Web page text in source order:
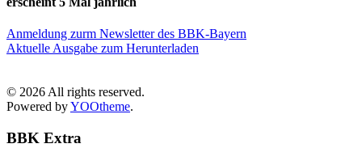
Anmeldung zurm Newsletter des BBK-Bayern
Aktuelle Ausgabe zum Herunterladen
© 2026 All rights reserved.
Powered byYOOtheme.
BBK Extra